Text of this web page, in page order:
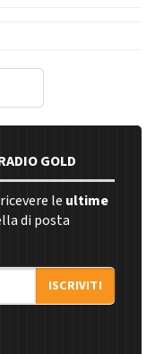
GOLD
le ultime
di posta
ISCRIVITI